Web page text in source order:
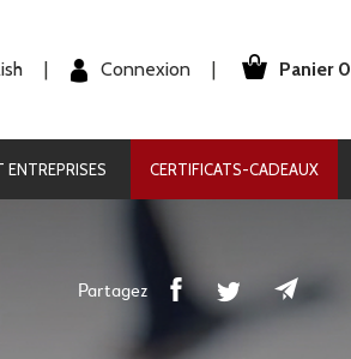
Panier 0
| Connexion |
ENTREPRISES CERTIFICATS-CADEAUX
Partagez